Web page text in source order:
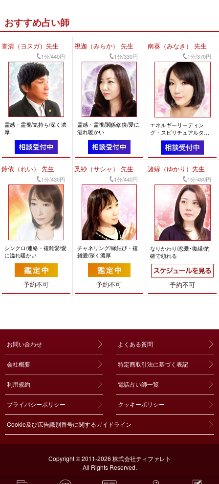
おすすめ占い師
誉清（ヨスガ）先生
1分/440円
霊感・霊視/気持ち/深く濃
厚
視迦（みらか） 先生
1分/330円
霊感・霊視/関係修復/愛に
溢れ暖かい
南葵（みなき） 先生
1分/370円
エネルギーリーディン
グ・スピリチュアルタロ
ット/相手の気持ち/前向き
になれる
鈴依（れい） 先生
1分/430円
シンクロ/連絡・複雑愛/愛
に溢れ暖かい
予約不可
叉紗（サシャ） 先生
1分/440円
チャネリング/縁結び・複
雑愛/深く濃厚
予約不可
諸縁（ゆかり）先生
1分/480円
なりかわり/恋愛･復縁/的
確で頼れる
予約不可
お問い合わせ よくある質問
会社概要 特定商取引法に基づく表記
利用規約 電話占い師一覧
プライバシーポリシー クッキーポリシー
Cookie及び広告識別番号に関するガイドライン
Copyright © 2011-2026 株式会社ティファレト
All Rights Reserved.